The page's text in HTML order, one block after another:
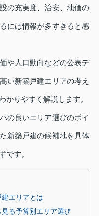
の充実度、治安、地価の
には情報が多すぎると感
や人口動向などの公表デ
い新築戸建エリアの考え
かりやすく解説します。
の良いエリア選びのポイ
新築戸建の候補地を具体
です。
建エリアとは
見る予算別エリア選び